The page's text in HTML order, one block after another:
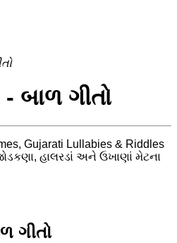
બાળ ગીતો
Gujarati Lullabies & Riddles
હાલરડાં અને ઉખાણાં મેટના
ગીતો